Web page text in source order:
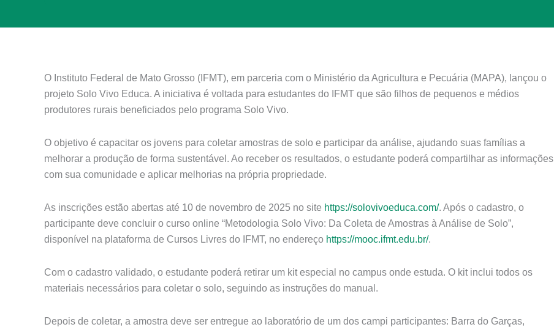
O Instituto Federal de Mato Grosso (IFMT), em parceria com o Ministério da Agricultura e Pecuária (MAPA), lançou o
projeto Solo Vivo Educa. A iniciativa é voltada para estudantes do IFMT que são filhos de pequenos e médios
produtores rurais beneficiados pelo programa Solo Vivo.
O objetivo é capacitar os jovens para coletar amostras de solo e participar da análise, ajudando suas famílias a
melhorar a produção de forma sustentável. Ao receber os resultados, o estudante poderá compartilhar as informações
com sua comunidade e aplicar melhorias na própria propriedade.
As inscrições estão abertas até 10 de novembro de 2025 no site https://solovivoeduca.com/. Após o cadastro, o
participante deve concluir o curso online “Metodologia Solo Vivo: Da Coleta de Amostras à Análise de Solo”,
disponível na plataforma de Cursos Livres do IFMT, no endereço https://mooc.ifmt.edu.br/.
Com o cadastro validado, o estudante poderá retirar um kit especial no campus onde estuda. O kit inclui todos os
materiais necessários para coletar o solo, seguindo as instruções do manual.
Depois de coletar, a amostra deve ser entregue ao laboratório de um dos campi participantes: Barra do Garças,